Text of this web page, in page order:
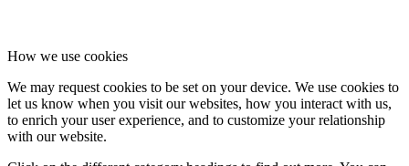
How we use cookies
We may request cookies to be set on your device. We use cookies to
let us know when you visit our websites, how you interact with us,
to enrich your user experience, and to customize your relationship
with our website.